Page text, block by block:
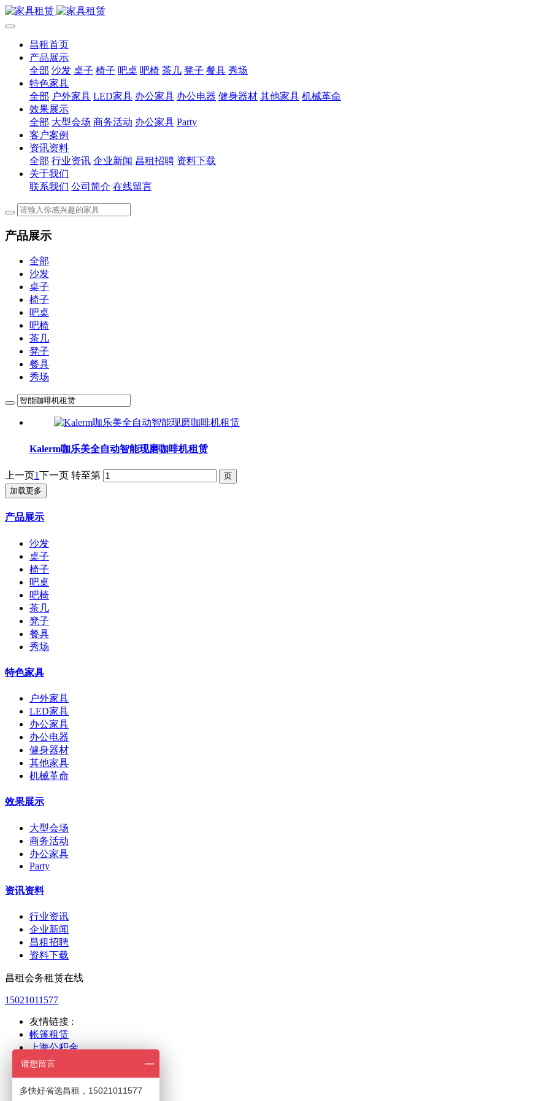
昌租首页
产品展示
全部 沙发 桌子 椅子 吧桌 吧椅 茶几 凳子 餐具 秀场
特色家具
全部 户外家具 LED家具 办公家具 办公电器 健身器材 其他家具 机械革命
效果展示
全部 大型会场 商务活动 办公家具 Party
客户案例
资讯资料
全部 行业资讯 企业新闻 昌租招聘 资料下载
关于我们
联系我们 公司简介 在线留言
产品展示
全部
沙发
桌子
椅子
吧桌
吧椅
茶几
凳子
餐具
秀场
Kalerm咖乐美全自动智能现磨咖啡机租赁
上一页1下一页 转至第
加载更多
产品展示
沙发
桌子
椅子
吧桌
吧椅
茶几
凳子
餐具
秀场
特色家具
户外家具
LED家具
办公家具
办公电器
健身器材
其他家具
机械革命
效果展示
大型会场
商务活动
办公家具
Party
资讯资料
行业资讯
企业新闻
昌租招聘
资料下载
昌租会务租赁在线
15021011577
友情链接 :
帐篷租赁
上海公积金
上海人力
世博展览
请您留言
多快好省选昌租，15021011577